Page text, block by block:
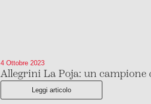
4 Ottobre 2023
Allegrini La Poja: un campione
Leggi articolo